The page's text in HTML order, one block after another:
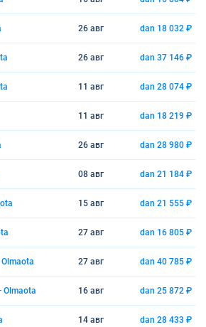
26 авг dan 18 032 ₽
26 авг dan 37 146 ₽
11 авг dan 28 074 ₽
11 авг dan 18 219 ₽
26 авг dan 28 980 ₽
08 авг dan 21 184 ₽
15 авг dan 21 555 ₽
27 авг dan 16 805 ₽
27 авг dan 40 785 ₽
Olmaota 16 авг dan 25 872 ₽
14 авг dan 28 433 ₽